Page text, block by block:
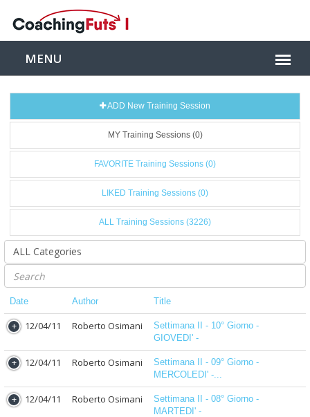
ADD New Training Session
MY Training Sessions (0)
FAVORITE Training Sessions (0)
LIKED Training Sessions (0)
ALL Training Sessions (3226)
Date Author Title
12/04/11 Roberto Osimani
Settimana II - 10° Giorno -
GIOVEDI' -
12/04/11 Roberto Osimani
Settimana II - 09° Giorno -
MERCOLEDI' -...
12/04/11 Roberto Osimani
Settimana II - 08° Giorno -
MARTEDI' -